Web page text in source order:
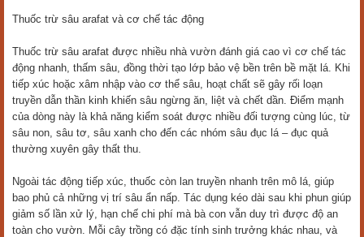
Thuốc trừ sâu arafat và cơ chế tác động
Thuốc trừ sâu arafat được nhiều nhà vườn đánh giá cao vì cơ chế tác
động nhanh, thấm sâu, đồng thời tạo lớp bảo vệ bền trên bề mặt lá. Khi
tiếp xúc hoặc xâm nhập vào cơ thể sâu, hoạt chất sẽ gây rối loạn
truyền dẫn thần kinh khiến sâu ngừng ăn, liệt và chết dần. Điểm mạnh
của dòng này là khả năng kiểm soát được nhiều đối tượng cùng lúc, từ
sâu non, sâu tơ, sâu xanh cho đến các nhóm sâu đục lá – đục quả
thường xuyên gây thất thu.
Ngoài tác động tiếp xúc, thuốc còn lan truyền nhanh trên mô lá, giúp
bao phủ cả những vị trí sâu ẩn nấp. Tác dụng kéo dài sau khi phun giúp
giảm số lần xử lý, hạn chế chi phí mà bà con vẫn duy trì được độ an
toàn cho vườn. Mỗi cây trồng có đặc tính sinh trưởng khác nhau, và